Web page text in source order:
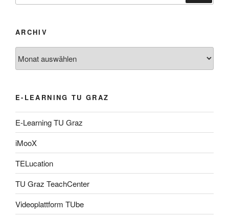
ARCHIV
E-LEARNING TU GRAZ
E-Learning TU Graz
iMooX
TELucation
TU Graz TeachCenter
Videoplattform TUbe